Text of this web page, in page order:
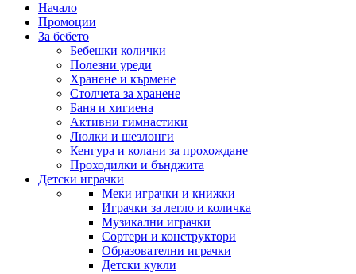
Начало
Промоции
За бебето
Бебешки колички
Полезни уреди
Хранене и кърмене
Столчета за хранене
Баня и хигиена
Активни гимнастики
Люлки и шезлонги
Кенгура и колани за прохождане
Проходилки и бънджита
Детски играчки
Меки играчки и книжки
Играчки за легло и количка
Музикални играчки
Сортери и конструктори
Образователни играчки
Детски кукли